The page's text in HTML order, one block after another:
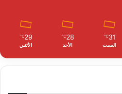
31
℃
السبت
28
℃
الأحد
29
℃
الأثنين